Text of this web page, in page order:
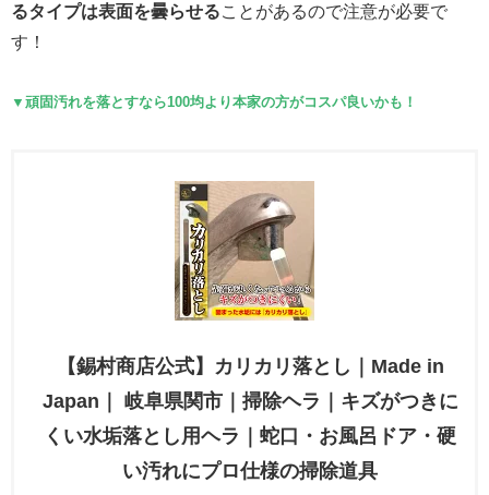
るタイプは表面を曇らせることがあるので注意が必要で
す！
▼頑固汚れを落とすなら100均より本家の方がコスパ良いかも！
【錫村商店公式】カリカリ落とし｜Made in
Japan｜ 岐阜県関市｜掃除ヘラ｜キズがつきに
くい水垢落とし用ヘラ｜蛇口・お風呂ドア・硬
い汚れにプロ仕様の掃除道具